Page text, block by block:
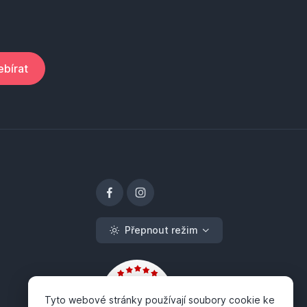
Přepnout režim
Tyto webové stránky používají soubory cookie ke